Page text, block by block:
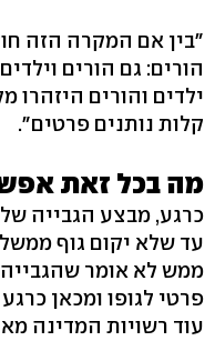
"בין אם המקרה הזה
הורים: גם הורים
ילדים והורים היזהרו
קלות נותנים פרטים".
מה בכל זאת
כרגע, מבצע הגבייה
עד שלא יקום גוף
ממש לא אומר
פרטי לגופו ומכאן
עוד רשויות המדינה